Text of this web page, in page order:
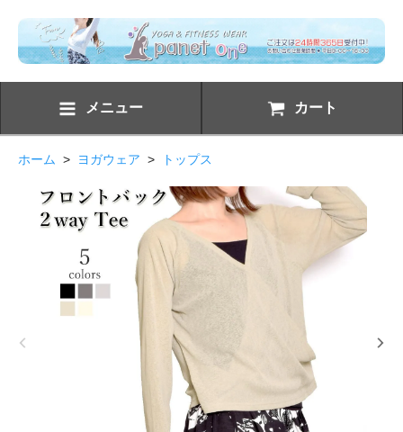
メニュー カート
ホーム > ヨガウェア > トップス